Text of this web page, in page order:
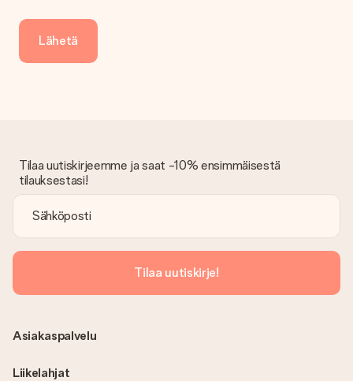
Saapunut lahja
Entä jos lahja ei ole täysin mieleeni?
Olemme syvästi pahoillamme, että lahjasi ei ole sinun mielesi
Tämä tarkoittaa sitä, että lahja toimitetaan suoraan
vastaanottajalle, mikä tekee siitä todellisen yllätyksen!
Lähetä
Tilaa uutiskirjeemme ja saat -10% ensimmäisestä
tilauksestasi!
Tilaa uutiskirje!
Asiakaspalvelu
Liikelahjat